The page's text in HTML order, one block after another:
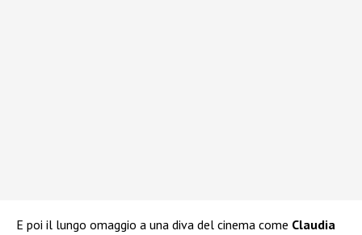
E poi il lungo omaggio a una diva del cinema come Claudia